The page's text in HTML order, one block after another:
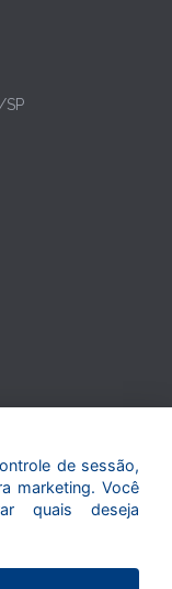
SP
Seguros - Maior
de sessão,
marketing. Você
quais deseja